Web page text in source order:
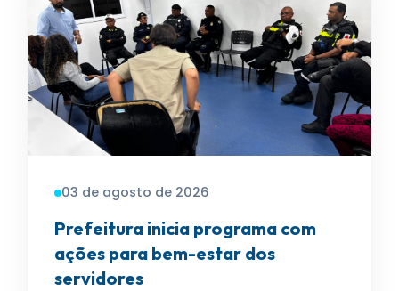
03 de agosto de 2026
Prefeitura inicia programa com
ações para bem-estar dos
servidores